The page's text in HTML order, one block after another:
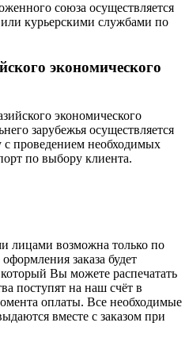
союза осуществляется
курьерскими службами по
экономического
экономического
зарубежья осуществляется
проведением необходимых
по выбору клиента.
лицами возможна только по
заказа будет
Вы можете распечатать
поступят на наш счёт в
оплаты. Все необходимые
вместе с заказом при